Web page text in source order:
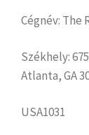
Cégnév: The
Székhely:
Atlanta, GA
USA1031